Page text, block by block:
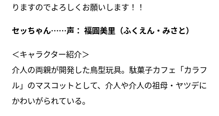
りますのでよろしくお願いします！！
セッちゃん……声： 福圓美里（ふくえん・みさと）
＜キャラクター紹介＞
介人の両親が開発した鳥型玩具。駄菓子カフェ「カラフ
ル」のマスコットとして、介人や介人の祖母・ヤツデに
かわいがられている。